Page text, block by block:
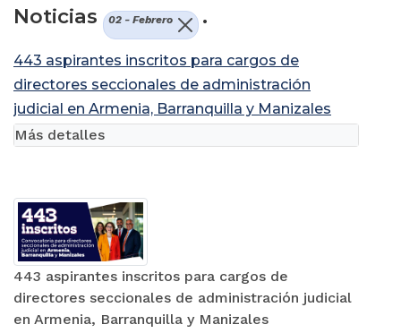
Noticias
02 - Febrero .
443 aspirantes inscritos para cargos de
directores seccionales de administración
judicial en Armenia, Barranquilla y Manizales
443 aspirantes inscritos para cargos de
directores seccionales de administración judicial
en Armenia, Barranquilla y Manizales
Más detalles